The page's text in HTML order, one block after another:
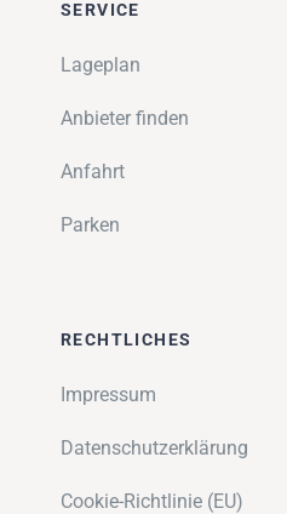
SERVICE
Lageplan
Anbieter finden
Anfahrt
Parken
RECHTLICHES
Impressum
Datenschutzerklärung
Cookie-Richtlinie (EU)